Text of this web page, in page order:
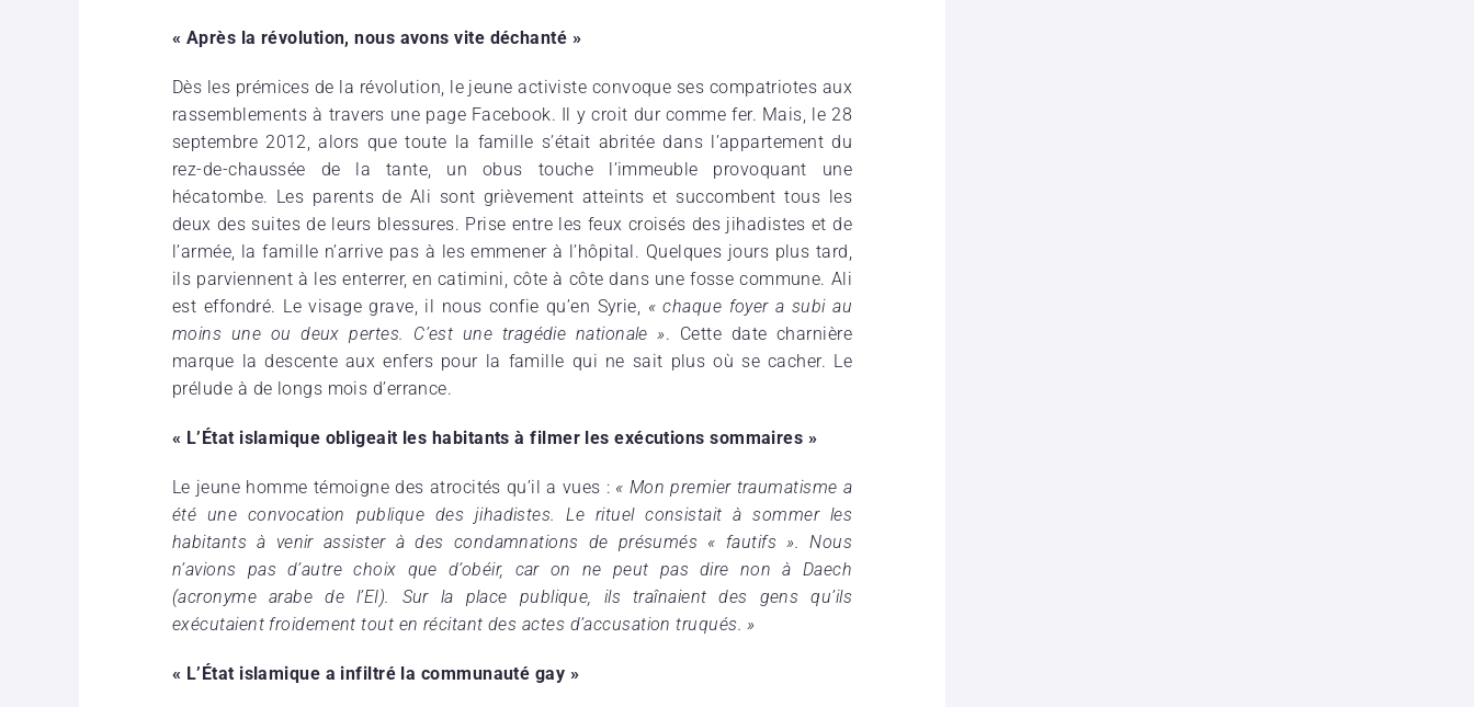
« Après la révolution, nous avons vite déchanté »
Dès les prémices de la révolution, le jeune activiste convoque ses compatriotes aux
rassemblements à travers une page Facebook. Il y croit dur comme fer. Mais, le 28
septembre 2012, alors que toute la famille s’était abritée dans l’appartement du
rez-de-chaussée de la tante, un obus touche l’immeuble provoquant une
hécatombe. Les parents de Ali sont grièvement atteints et succombent tous les
deux des suites de leurs blessures. Prise entre les feux croisés des jihadistes et de
l’armée, la famille n’arrive pas à les emmener à l’hôpital. Quelques jours plus tard,
ils parviennent à les enterrer, en catimini, côte à côte dans une fosse commune. Ali
est effondré. Le visage grave, il nous confie qu’en Syrie, « chaque foyer a subi au
moins une ou deux pertes. C’est une tragédie nationale ». Cette date charnière
marque la descente aux enfers pour la famille qui ne sait plus où se cacher. Le
prélude à de longs mois d’errance.
« L’État islamique obligeait les habitants à filmer les exécutions sommaires »
Le jeune homme témoigne des atrocités qu’il a vues : « Mon premier traumatisme a
été une convocation publique des jihadistes. Le rituel consistait à sommer les
habitants à venir assister à des condamnations de présumés « fautifs ». Nous
n’avions pas d’autre choix que d’obéir, car on ne peut pas dire non à Daech
(acronyme arabe de l’EI). Sur la place publique, ils traînaient des gens qu’ils
exécutaient froidement tout en récitant des actes d’accusation truqués. »
« L’État islamique a infiltré la communauté gay »